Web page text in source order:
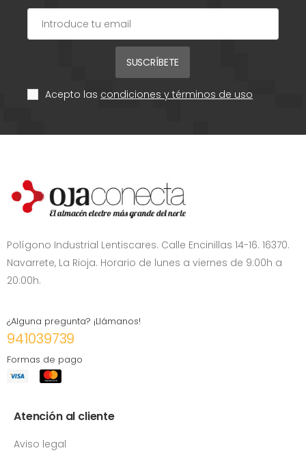
SUSCRÍBETE
Acepto las condiciones y términos de uso
Polígono Industrial Lentiscares. Calle Encinillas 14-16. 16370.
Navarrete, La Rioja. Horario de lunes a viernes de 9:00h a
20:00h.
¿Alguna pregunta? ¡Llámanos!
941039739
Formas de pago
Atención al cliente
Aviso legal